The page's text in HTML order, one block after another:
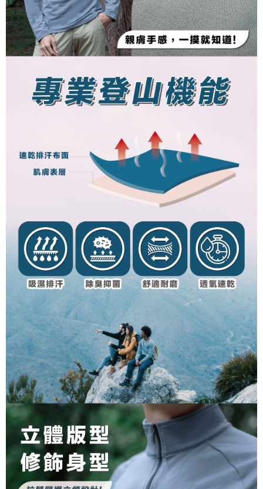
penilaian boleh diberikan.
【Penerangan Kaedah Pembayaran】
1. Pembayaran ansuran tidak digabungkan dalam bil telekomunikasi,
"Pembayaran Ansuran Gogo" akan menghantar SMS peringatan
pembayaran selepas tarikh penyelesaian bulanan.
membayar melalui "Kod bar kedai serbaneka / Kedai rasmi Taiwan
Mobile / Pemindahan bank / Pembayaran J街口 / iPASS MONEY" dan
saluran lain.
1. Perkhidmatan ini disediakan oleh "Taiwan Mobile Co., Ltd." untuk
membolehkan pengguna membeli produk atau perkhidmatan melalui
perkhidmatan ini semasa transaksi, dan kedai akan menyerahkan hak
tuntutan harga jual/beli ansuran kepada syarikat ini untuk membayar bil
menggunakan bil syarikat ini.
2. Berdasarkan tujuan kontrak persetujuan pembayaran menggunakan
"Pembayaran Ansuran Gogo", kedai akan memberikan maklumat peribadi
anda (termasuk nama, telefon atau alamat) kepada Taiwan Mobile untuk
semakan dan pembetulan data yang diperlukan untuk bil ansuran oleh
Taiwan Mobile.
3. Sila baca syarat perkhidmatan pengguna secara lengkap melalui
pautan berikut: https://oppay.tw/userRule